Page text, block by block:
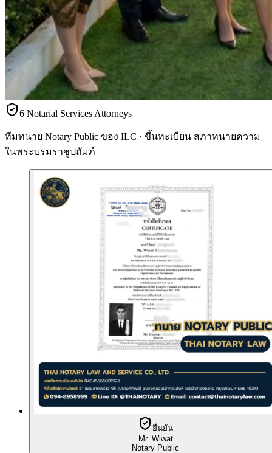
6 Notarial Services Attorneys
ทีมทนาย Notary Public ของ ILC · ขึ้นทะเบียน สภาทนายความ
ในพระบรมราชูปถัมภ์
ยืนยัน
Mr. Wiwat
Notary Public